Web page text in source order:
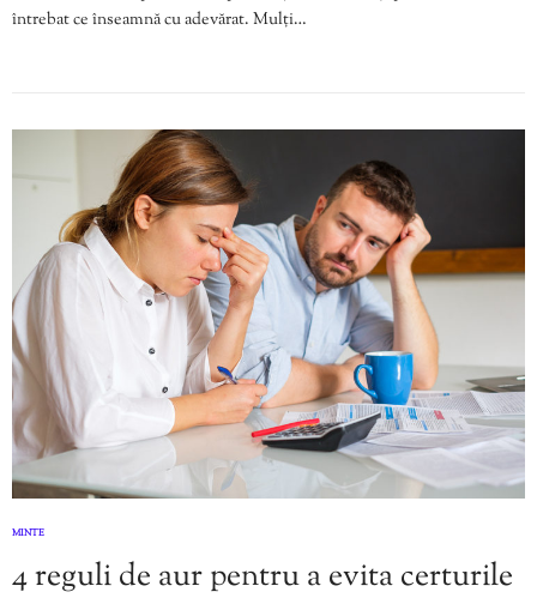
întrebat ce înseamnă cu adevărat. Mulți…
MINTE
4 reguli de aur pentru a evita certurile